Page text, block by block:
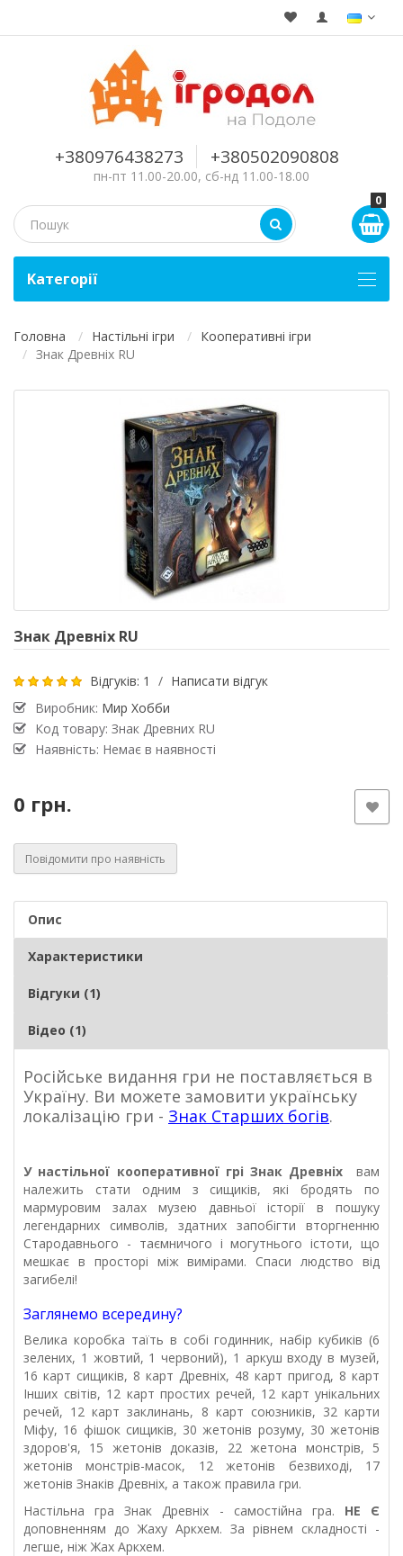
+380976438273 +380502090808
пн-пт 11.00-20.00, сб-нд 11.00-18.00
0
Kатегорії
Головна Настільні ігри
Кооперативні ігри
Знак Древніх RU
Знак Древніх RU
Відгуків: 1 / Написати відгук
Виробник: Мир Хобби
Код товару: Знак Древних RU
Наявність: Немає в наявності
0 грн.
Повідомити про наявність
Опис
Характеристики
Відгуки (1)
Відео (1)
Російське видання гри не поставляється в
Україну. Ви можете замовити українську
локалізацію гри - Знак Старших богів.
У настільної кооперативної гріЗнак Древніх
вам
належить стати одним з сищиків, які бродять по
мармуровим залах музею давньої історії в пошуку
легендарних символів, здатних запобігти вторгненню
Стародавнього - таємничого і могутнього істоти, що
мешкає в просторі між вимірами. Спаси людство від
загибелі!
Заглянемо всередину?
Велика коробка таїть в собі годинник, набір кубиків (6
зелених, 1 жовтий, 1 червоний), 1 аркуш входу в музей,
16 карт сищиків, 8 карт Древніх, 48 карт пригод, 8 карт
Інших світів, 12 карт простих речей, 12 карт унікальних
речей, 12 карт заклинань, 8 карт союзників, 32 карти
Міфу, 16 фішок сищиків, 30 жетонів розуму, 30 жетонів
здоров'я, 15 жетонів доказів, 22 жетона монстрів, 5
жетонів монстрів-масок, 12 жетонів безвиході, 17
жетонів Знаків Древніх, а також правила гри.
Настільна гра Знак Древніх - самостійна гра. НЕ Є
доповненням до Жаху Аркхем. За рівнем складності -
легше, ніж Жах Аркхем.